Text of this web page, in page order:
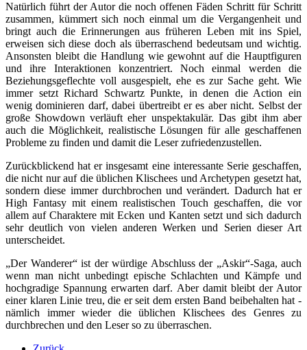
Natürlich führt der Autor die noch offenen Fäden Schritt für Schritt
zusammen, kümmert sich noch einmal um die Vergangenheit und
bringt auch die Erinnerungen aus früheren Leben mit ins Spiel,
erweisen sich diese doch als überraschend bedeutsam und wichtig.
Ansonsten bleibt die Handlung wie gewohnt auf die Hauptfiguren
und ihre Interaktionen konzentriert. Noch einmal werden die
Beziehungsgeflechte voll ausgespielt, ehe es zur Sache geht. Wie
immer setzt Richard Schwartz Punkte, in denen die Action ein
wenig dominieren darf, dabei übertreibt er es aber nicht. Selbst der
große Showdown verläuft eher unspektakulär. Das gibt ihm aber
auch die Möglichkeit, realistische Lösungen für alle geschaffenen
Probleme zu finden und damit die Leser zufriedenzustellen.
Zurückblickend hat er insgesamt eine interessante Serie geschaffen,
die nicht nur auf die üblichen Klischees und Archetypen gesetzt hat,
sondern diese immer durchbrochen und verändert. Dadurch hat er
High Fantasy mit einem realistischen Touch geschaffen, die vor
allem auf Charaktere mit Ecken und Kanten setzt und sich dadurch
sehr deutlich von vielen anderen Werken und Serien dieser Art
unterscheidet.
„Der Wanderer“ ist der würdige Abschluss der „Askir“-Saga, auch
wenn man nicht unbedingt epische Schlachten und Kämpfe und
hochgradige Spannung erwarten darf. Aber damit bleibt der Autor
einer klaren Linie treu, die er seit dem ersten Band beibehalten hat -
nämlich immer wieder die üblichen Klischees des Genres zu
durchbrechen und den Leser so zu überraschen.